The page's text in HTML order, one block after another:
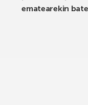
ematearekin